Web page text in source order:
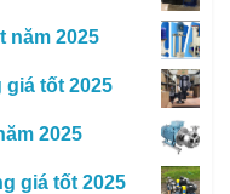
năm 2025
giá tốt 2025
2025
giá tốt 2025